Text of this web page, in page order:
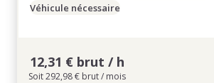
Véhicule nécessaire
12,31 € brut / h
Soit 292,98 € brut / mois